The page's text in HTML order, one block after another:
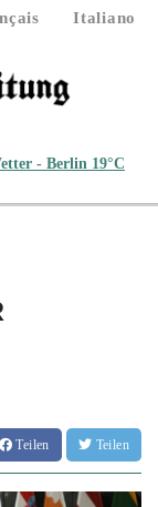
Italiano
- Berlin 19°C
Teilen Teilen